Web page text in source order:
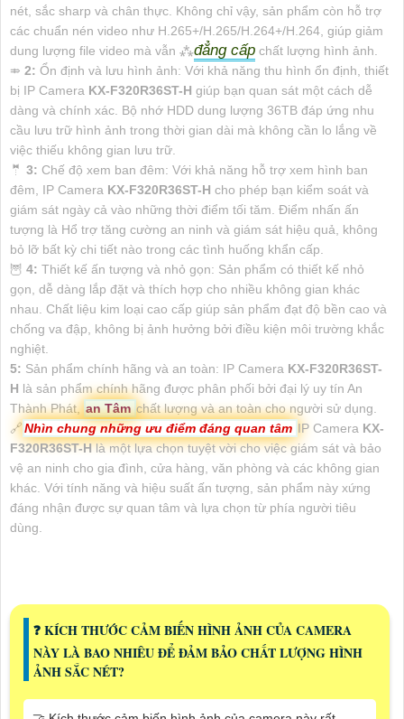
nét, sắc sharp và chân thực. Không chỉ vậy, sản phẩm còn hỗ trợ
các chuẩn nén video như H.265+/H.265/H.264+/H.264, giúp giảm
dung lượng file video mà vẫn ⁂đẳng cấp chất lượng hình ảnh.
⤃ 2: Ổn định và lưu hình ảnh: Với khả năng thu hình ổn định, thiết
bị IP Camera KX-F320R36ST-H giúp bạn quan sát một cách dễ
dàng và chính xác. Bộ nhớ HDD dung lượng 36TB đáp ứng nhu
cầu lưu trữ hình ảnh trong thời gian dài mà không cần lo lắng về
việc thiếu không gian lưu trữ.
🤵 3: Chế độ xem ban đêm: Với khả năng hỗ trợ xem hình ban
đêm, IP Camera KX-F320R36ST-H cho phép bạn kiểm soát và
giám sát ngày cả vào những thời điểm tối tăm. Điểm nhấn ấn
tượng là Hổ trợ tăng cường an ninh và giám sát hiệu quả, không
bỏ lỡ bất kỳ chi tiết nào trong các tình huống khẩn cấp.
🦉 4: Thiết kế ấn tượng và nhỏ gọn: Sản phẩm có thiết kế nhỏ
gọn, dễ dàng lắp đặt và thích hợp cho nhiều không gian khác
nhau. Chất liệu kim loại cao cấp giúp sản phẩm đạt độ bền cao và
chống va đập, không bị ảnh hưởng bởi điều kiện môi trường khắc
nghiệt.
5: Sản phẩm chính hãng và an toàn: IP Camera KX-F320R36ST-
H là sản phẩm chính hãng được phân phối bởi đại lý uy tín An
Thành Phát,an Tâmchất lượng và an toàn cho người sử dụng.
🔗Nhìn chung những ưu điểm đáng quan tâm IP Camera KX-
F320R36ST-Hlà một lựa chọn tuyệt vời cho việc giám sát và bảo
vệ an ninh cho gia đình, cửa hàng, văn phòng và các không gian
khác. Với tính năng và hiệu suất ấn tượng, sản phẩm này xứng
đáng nhận được sự quan tâm và lựa chọn từ phía người tiêu
dùng.
❓ KÍCH THƯỚC CẢM BIẾN HÌNH ẢNH CỦA CAMERA
NÀY LÀ BAO NHIÊU ĐỂ ĐẢM BẢO CHẤT LƯỢNG HÌNH
ẢNH SẮC NÉT?